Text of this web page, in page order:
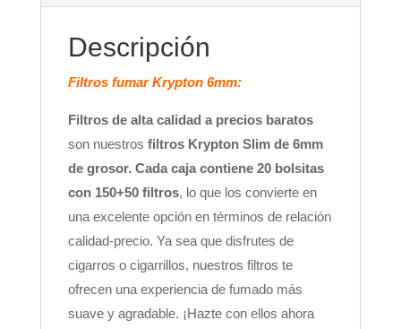
Descripción
Filtros fumar Krypton 6mm:
Filtros de alta calidad a precios baratos
son nuestros filtros Krypton Slim de 6mm
de grosor. Cada caja contiene 20 bolsitas
con 150+50 filtros, lo que los convierte en
una excelente opción en términos de relación
calidad-precio. Ya sea que disfrutes de
cigarros o cigarrillos, nuestros filtros te
ofrecen una experiencia de fumado más
suave y agradable. ¡Hazte con ellos ahora